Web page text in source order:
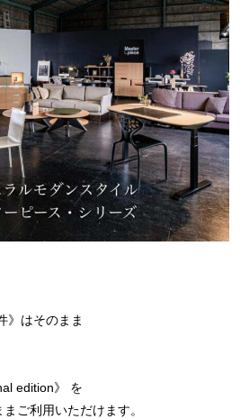
》はそのまま
edition》 を
ご利用いただけます。